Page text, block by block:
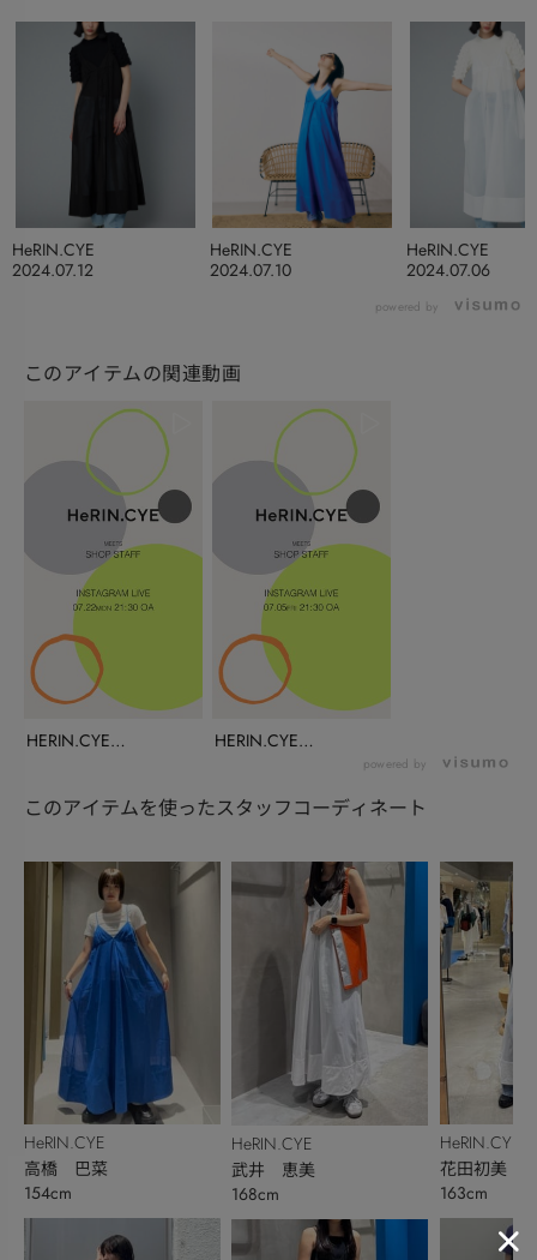
2024.07.12
HeRIN.CYE
2024.07.10
HeRIN.CYE
2024.07.06
HeRIN.CYE
powered by
このアイテムの関連動画
HERIN.CYE
HERIN.CYE
powered by
このアイテムを使ったスタッフコーディネート
HeRIN.CYE
高橋 巴菜
154cm
HeRIN.CYE
武井 恵美
168cm
HeRIN.CYE
花田初美
163cm